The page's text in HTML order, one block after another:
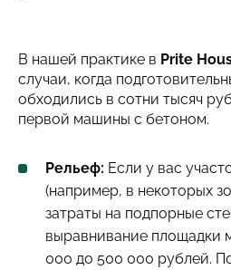
В нашей практике в Prite
случаи, когда
обходились в сотни тысяч
первой машины с бетоном.
Рельеф: Если у вас
(например, в некоторых
затраты на подпорные
выравнивание площадки
000 до 500 000 рублей.